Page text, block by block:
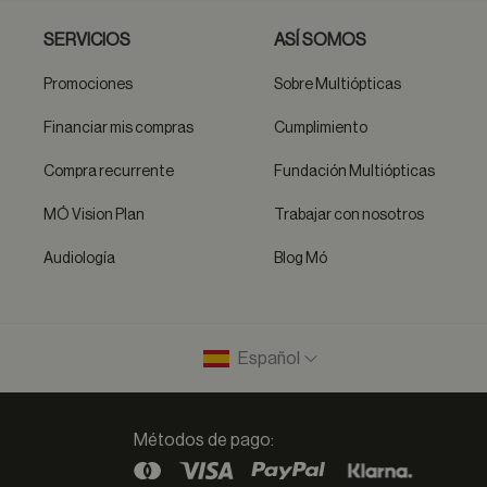
SERVICIOS
Promociones
Financiar mis compras
Compra recurrente
MÓ Vision Plan
Audiología
ASÍ SOMOS
Sobre Multiópticas
Cumplimiento
Fundación Multiópticas
Trabajar con nosotros
Blog Mó
Español
Métodos de pago: